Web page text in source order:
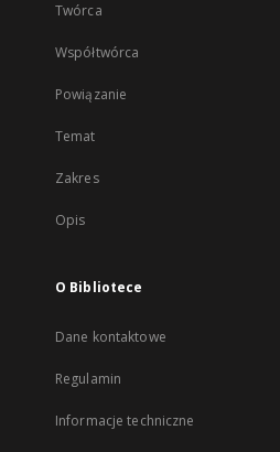
Twórca
Współtwórca
Powiązanie
Temat
Zakres
Opis
O Bibliotece
Dane kontaktowe
Regulamin
Informacje techniczne